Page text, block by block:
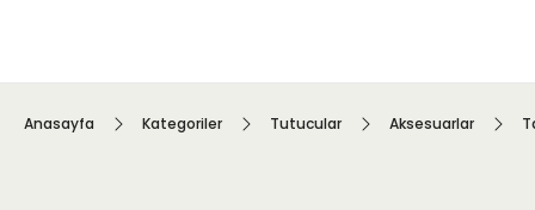
Anasayfa Kategoriler Tutucular Aksesuarlar